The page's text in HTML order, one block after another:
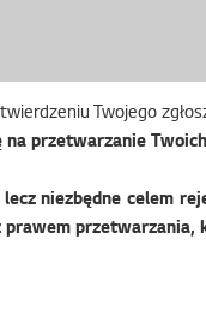
Twojego
przetwarzanie
niezbędne celem